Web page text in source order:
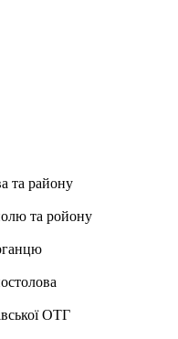
та району
та ройону
ОТГ